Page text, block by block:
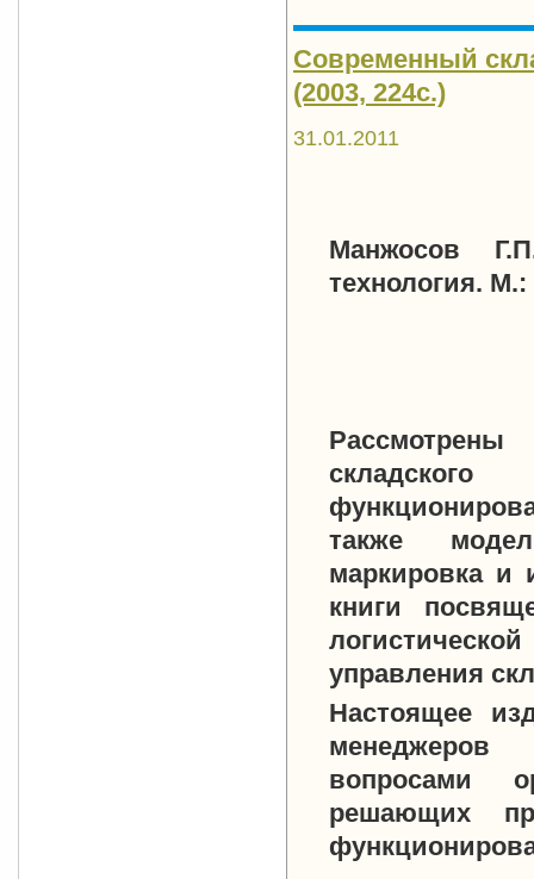
Современный
(2003, 224с.)
31.01.2011
Манжосов
технология.
складского
также
маркировка и
книги
управления
Настоящее
вопросами
решающих